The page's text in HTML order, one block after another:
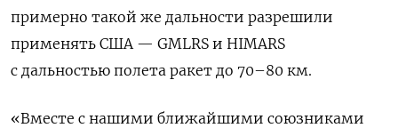
примерно такой же дальности разрешили
применять США — GMLRS и HIMARS
с дальностью полета ракет до 70–80 км.
«Вместе с нашими ближайшими союзниками